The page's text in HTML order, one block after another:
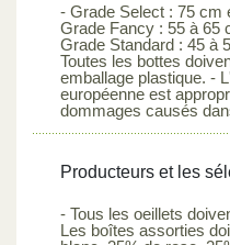
- Grade Select : 75 cm
Grade Fancy : 55 à 65
Grade Standard : 45 à
Toutes les bottes
emballage plastique. -
européenne est
dommages causés
Producteurs et les
- Tous les oeillets
Les boîtes assorties